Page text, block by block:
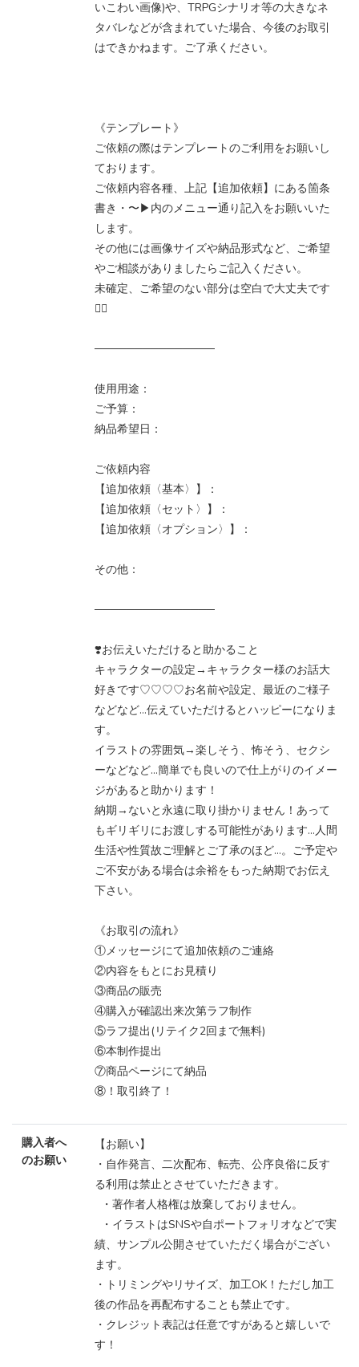
いこわい画像)や、TRPGシナリオ等の大きなネ
タバレなどが含まれていた場合、今後のお取引
はできかねます。ご了承ください。
《テンプレート》
ご依頼の際はテンプレートのご利用をお願いし
ております。
ご依頼内容各種、上記【追加依頼】にある箇条
書き・〜▶︎内のメニュー通り記入をお願いいた
します。
その他には画像サイズや納品形式など、ご希望
やご相談がありましたらご記入ください。
未確定、ご希望のない部分は空白で大丈夫です
🙆‍♂️
───────────────
使用用途：
ご予算：
納品希望日：
ご依頼内容
【追加依頼〈基本〉】：
【追加依頼〈セット〉】：
【追加依頼〈オプション〉】：
その他：
───────────────
❣️お伝えいただけると助かること
キャラクターの設定→キャラクター様のお話大
好きです♡♡♡♡お名前や設定、最近のご様子
などなど…伝えていただけるとハッピーになりま
す。
イラストの雰囲気→楽しそう、怖そう、セクシ
ーなどなど…簡単でも良いので仕上がりのイメー
ジがあると助かります！
納期→ないと永遠に取り掛かりません！あって
もギリギリにお渡しする可能性があります…人間
生活や性質故ご理解とご了承のほど…。ご予定や
ご不安がある場合は余裕をもった納期でお伝え
下さい。
《お取引の流れ》
①メッセージにて追加依頼のご連絡
②内容をもとにお見積り
③商品の販売
④購入が確認出来次第ラフ制作
⑤ラフ提出(リテイク2回まで無料)
⑥本制作提出
⑦商品ページにて納品
⑧！取引終了！
購入者へ
のお願い
【お願い】
・自作発言、二次配布、転売、公序良俗に反す
る利用は禁止とさせていただきます。
・著作者人格権は放棄しておりません。
・イラストはSNSや自ポートフォリオなどで実
績、サンプル公開させていただく場合がござい
ます。
・トリミングやリサイズ、加工OK！ただし加工
後の作品を再配布することも禁止です。
・クレジット表記は任意ですがあると嬉しいで
す！